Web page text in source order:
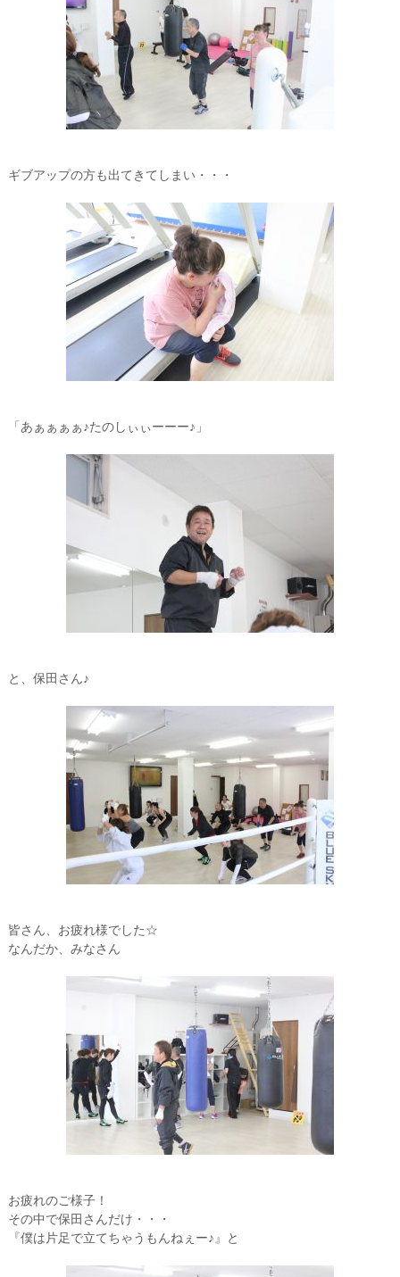
ギブアップの方も出てきてしまい・・・
「あぁぁぁぁ♪たのしぃぃーーー♪」
と、保田さん♪
皆さん、お疲れ様でした☆
なんだか、みなさん
お疲れのご様子！
その中で保田さんだけ・・・
『僕は片足で立てちゃうもんねぇー♪』と